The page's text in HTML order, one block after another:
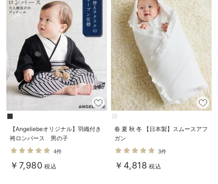
【Angeliebeオリジナル】羽織付き
袴ロンパース 男の子
4件
￥7,980 税込
春 夏 秋 冬 【日本製】スムースアフ
ガン
3件
￥4,818 税込